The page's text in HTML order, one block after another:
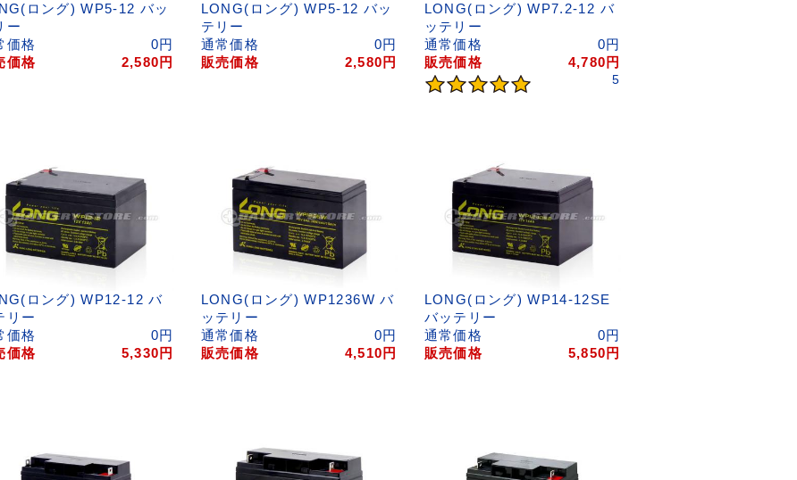
ロング) WP5-12 バッ
ー
価格
0円
価格
2,580 円
LONG(ロング) WP5-12 バッ
テリー
通常価格
0円
販売価格
2,580 円
LONG(ロング) WP7.2-12 バ
ッテリー
通常価格
0円
販売価格
4,780 円
5
ロング) WP12-12 バ
リー
価格
0円
価格
5,330 円
LONG(ロング) WP1236W バ
ッテリー
通常価格
0円
販売価格
4,510 円
LONG(ロング) WP14-12SE
バッテリー
通常価格
0円
販売価格
5,850 円